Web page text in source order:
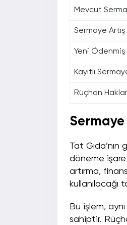
Mevcut
Sermaye Artış
Yeni
Kayıtlı
Rüçhan
Sermaye
Tat
döneme işaret
artırma,
kullanılacağı
Bu işlem,
sahiptir.